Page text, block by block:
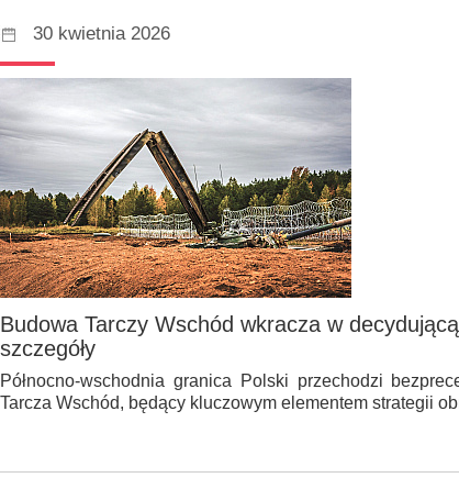
30 kwietnia 2026
Budowa Tarczy Wschód wkracza w
szczegóły
Północno-wschodnia granica Polski przechodzi
Tarcza Wschód, będący kluczowym elementem strategii